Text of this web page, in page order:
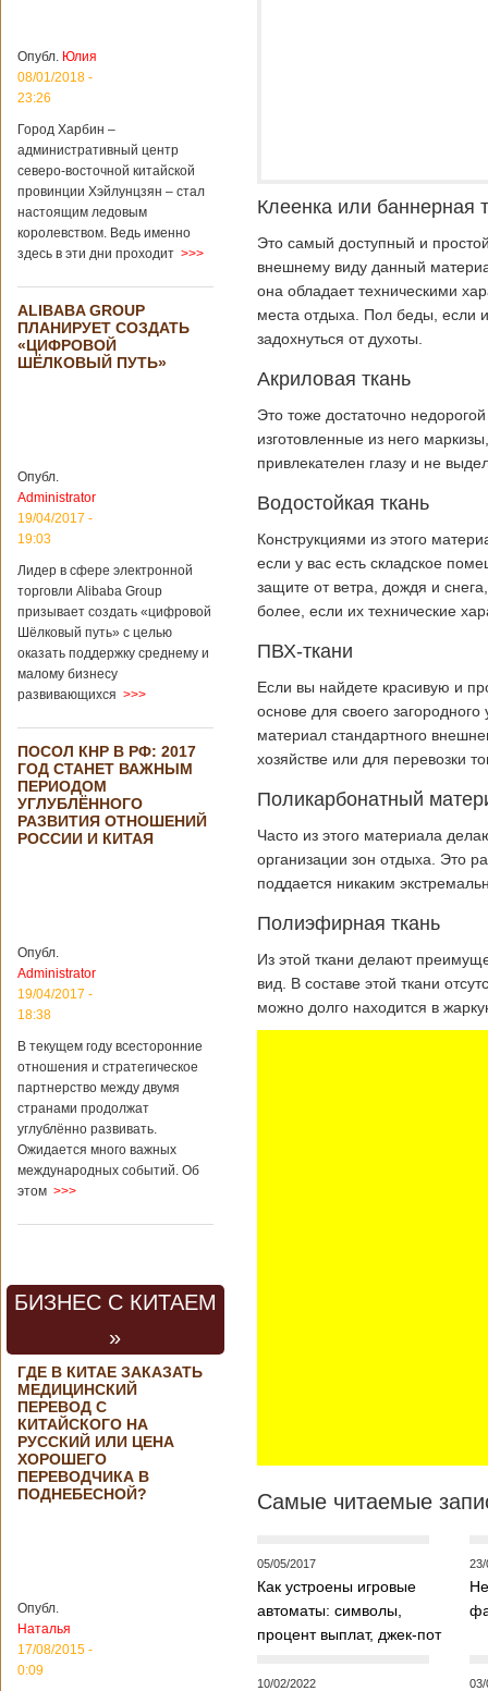
04/02/2020 - 15:45
Третий год
подряд Китай
становится
крупным
торговым
партнером
Германии
Как
свидетельствуют
данные, которые
Федеральным
статистическим
ведомством
Германии, в 2018
уже третий год
подряд. Объем
торговли между
Германией и
199,3 миллиарда
евро. Как
свидетельствуют
опубликованные
году размер
импорта из Китая
Подробнее...
21/02/2019 - 22:30
Китай и Россия
собираются
разрабатывать
тяжелый
вертолет
планируется
подписание
контракта на
разработку
вертолета. Такое
заявление сделала
региональной
политике и
международному
сотрудничеству
государственной
корпорации
Кладов
аэрокосмической
выставки Aero
Бангалоре в
Индии. Контракт
между Китаем и
Россией на
разработку,
Подробнее...
Опубликовано
21/02/2019 - 22:26
В Китае найден
древний
Китайским
археологам
Опубл. Юлия
08/01/2018 -
23:26
Город Харбин –
административный центр
северо-восточной китайской
провинции Хэйлунцзян – стал
настоящим ледовым
королевством. Ведь именно
здесь в эти дни проходит >>>
ALIBABA GROUP
ПЛАНИРУЕТ СОЗДАТЬ
«ЦИФРОВОЙ
ШЁЛКОВЫЙ ПУТЬ»
Опубл.
Administrator
19/04/2017 -
19:03
Лидер в сфере электронной
торговли Alibaba Group
призывает создать «цифровой
Шёлковый путь» с целью
оказать поддержку среднему и
малому бизнесу
развивающихся >>>
ПОСОЛ КНР В РФ: 2017
ГОД СТАНЕТ ВАЖНЫМ
ПЕРИОДОМ
УГЛУБЛЁННОГО
РАЗВИТИЯ ОТНОШЕНИЙ
РОССИИ И КИТАЯ
Опубл.
Administrator
19/04/2017 -
18:38
В текущем году всесторонние
отношения и стратегическое
партнерство между двумя
странами продолжат
углублённо развивать.
Ожидается много важных
международных событий. Об
этом >>>
БИЗНЕС С КИТАЕМ
»
ГДЕ В КИТАЕ ЗАКАЗАТЬ
МЕДИЦИНСКИЙ
ПЕРЕВОД С
КИТАЙСКОГО НА
РУССКИЙ ИЛИ ЦЕНА
ХОРОШЕГО
ПЕРЕВОДЧИКА В
ПОДНЕБЕСНОЙ?
Опубл.
Наталья
17/08/2015 -
0:09
Клеенка или баннерная
Это самый доступный и
внешнему виду данный
она обладает техническими
места отдыха. Пол беды, если
задохнуться от духоты.
Акриловая ткань
Это тоже достаточно
изготовленные из него
привлекателен глазу и не
Водостойкая ткань
Конструкциями из этого
если у вас есть складское
защите от ветра, дождя и
более, если их технические
ПВХ-ткани
Если вы найдете красивую и
основе для своего
материал стандартного
хозяйстве или для перевозки
Поликарбонатный
Часто из этого материала
организации зон отдыха. Это
поддается никаким
Полиэфирная ткань
Из этой ткани делают
вид. В составе этой ткани
можно долго находится в
Самые читаемые
05/05/2017
Как устроены игровые
автоматы: символы,
процент выплат, джек-пот
23/
10/02/2022 03/